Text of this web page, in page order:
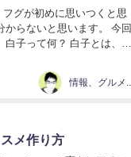
グが初めに思いつくと思
からないと思います。 今回
白子とは、魚
メ作り方